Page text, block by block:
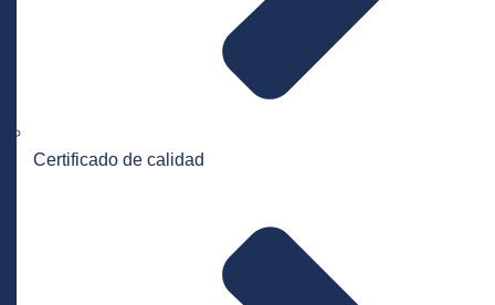
Certificado de calidad